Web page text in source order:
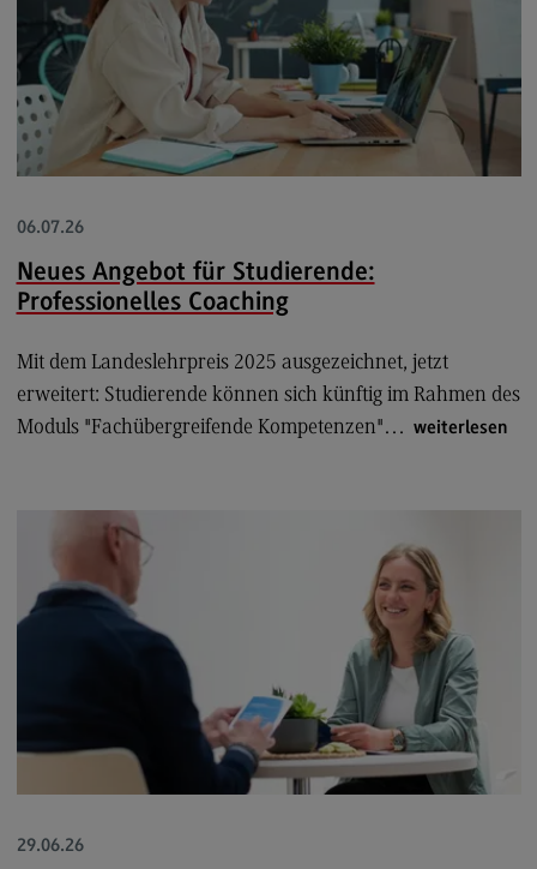
Personal entwickeln
Personal binden
Business Hacks
Newsletter für Duale Partner
FAQ
Die Hochschule
Über uns
Über uns
International Office
EU4Dual
Exkursionen und Studienreisen
Englischsprachiger MBA
Kontakt
Interessensvertretungen
Interessensvertretungen
06.07.26
Neues Angebot für Studierende:
Professionelles Coaching
Mit dem Landeslehrpreis 2025 ausgezeichnet, jetzt
erweitert: Studierende können sich künftig im Rahmen des
Moduls "Fachübergreifende Kompetenzen"… weiterlesen
29.06.26